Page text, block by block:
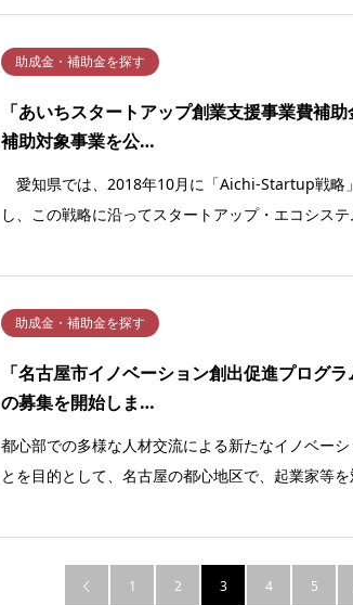
助成金・補助金を探す
「あいちスタートアップ創業支援事業費補
補助対象事業を公…
愛知県では、2018年10月に「Aichi-Startup戦略
し、この戦略に沿ってスタートアップ・エコシス
助成金・補助金を探す
「名古屋市イノベーション創出促進プログ
の募集を開始しま…
都心部での多様な人材交流による新たなイノベー
とを目的として、名古屋の都心地区で、起業家等
 1 2 3 4 5